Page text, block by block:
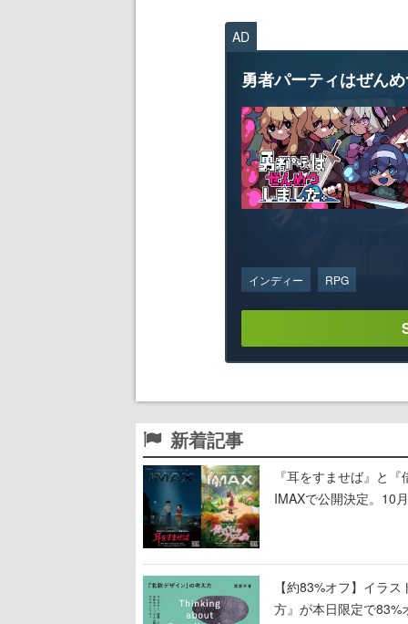
AD
勇者パーティはぜん
インディー RPG
新着記事
『耳をすませば』と
IMAXで公開決定。10
【約83%オフ】イラ
方』が本日限定で83%